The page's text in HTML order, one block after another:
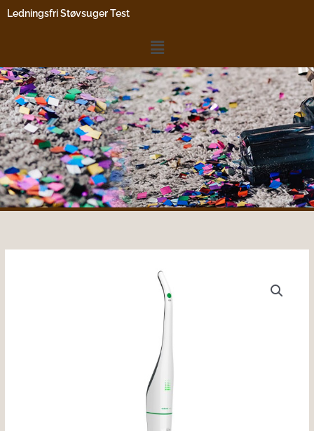
Gå
Ledningsfri Støvsuger Test
Menu